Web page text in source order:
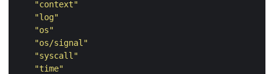
"context"
"log"
"os"
"os/signal"
"syscall"
"time"